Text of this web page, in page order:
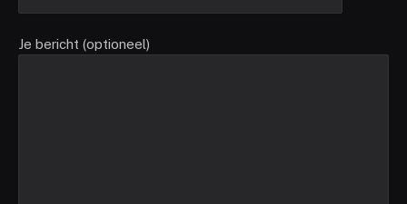
Je bericht (optioneel)